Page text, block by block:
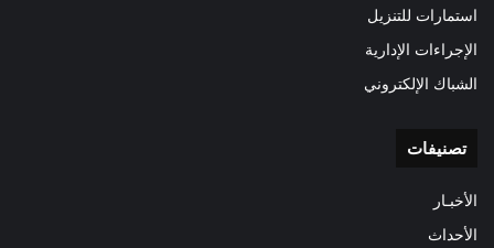
استمارات للتنزيل
الإجراءات الإدارية
الشباك الإلكتروني
تصنيفات
الأخبـار
الأحداث